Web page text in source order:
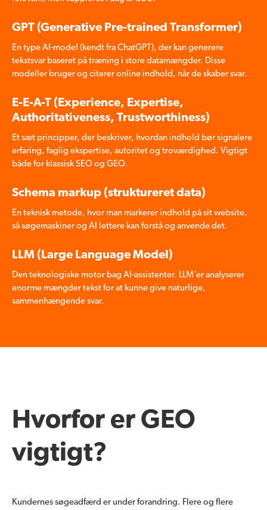
GPT (Generative Pre-trained Transformer)
En type AI-model (kendt fra ChatGPT), der kan generere
tekstsvar baseret på træning i store datamængder. Disse
modeller bruger og citerer online indhold, når de skaber svar.
E-E-A-T (Experience, Expertise,
Authoritativeness, Trustworthiness)
Et sæt principper, der beskriver, hvordan indhold bør signalere
erfaring, faglig ekspertise, autoritet og troværdighed. Vigtigt
både for klassisk SEO og GEO.
Schema markup (struktureret data)
En teknisk metode, hvor man markerer indhold på sit website,
så søgemaskiner og AI lettere kan forstå og anvende det.
LLM (Large Language Model)
Den teknologiske motor bag AI-assistenter. LLM’er analyserer
enorme mængder tekst for at kunne give naturlige,
sammenhængende svar.
Hvorfor er GEO
vigtigt?
Kundernes søgeadfærd er under forandring. Flere og flere